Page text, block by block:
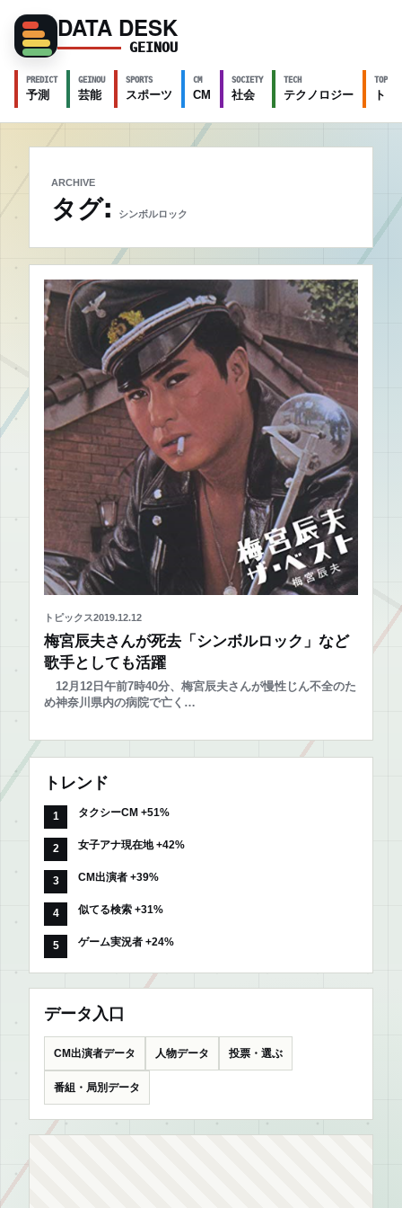
DATA DESK
GEINOU
PREDICT
予測
GEINOU
芸能
SPORTS
スポーツ
CM
CM
SOCIETY
社会
TECH
テクノロジー
TOPICS
ト
ARCHIVE
タグ: シンボルロック
トピックス2019.12.12
梅宮辰夫さんが死去「シンボルロック」など
歌手としても活躍
12月12日午前7時40分、梅宮辰夫さんが慢性じん不全のた
め神奈川県内の病院で亡く…
トレンド
タクシーCM +51%
女子アナ現在地 +42%
CM出演者 +39%
似てる検索 +31%
ゲーム実況者 +24%
データ入口
CM出演者データ 人物データ 投票・選ぶ
番組・局別データ